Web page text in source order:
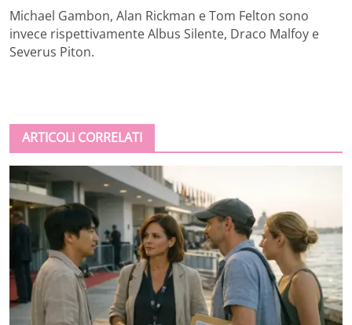
Michael Gambon, Alan Rickman e Tom Felton sono
invece rispettivamente Albus Silente, Draco Malfoy e
Severus Piton.
ARTICOLI CORRELATI